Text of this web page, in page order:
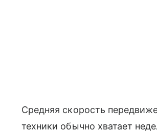
Средняя скорость
техники обычно хватает